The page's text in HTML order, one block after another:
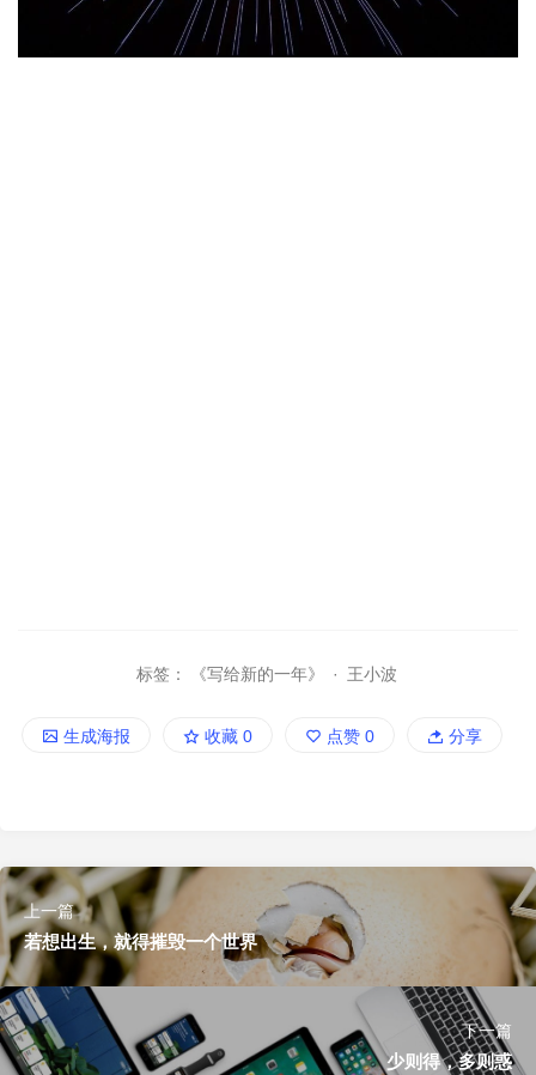
标签： 《写给新的一年》 · 王小波
生成海报 收藏 0 点赞 0 分享
上一篇
若想出生，就得摧毁一个世界
下一篇
少则得，多则惑